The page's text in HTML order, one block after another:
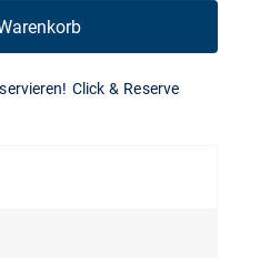
Click & Reserve